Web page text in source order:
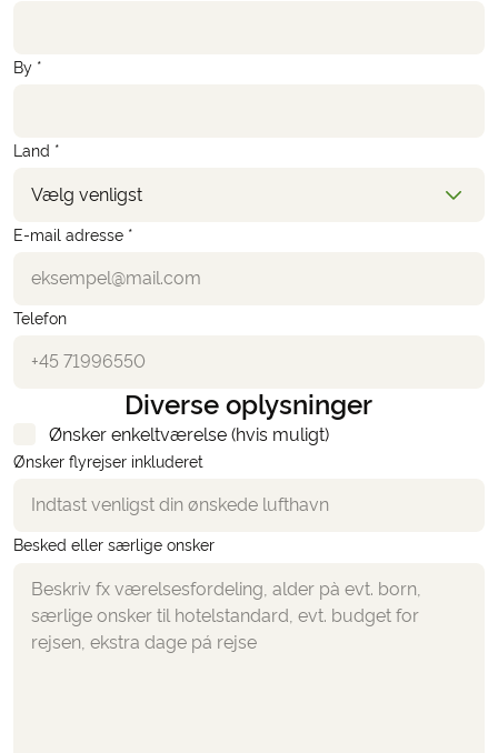
By *
Land *
Vælg venligst
E-mail adresse *
Telefon
Diverse oplysninger
Ønsker enkeltværelse (hvis muligt)
Ønsker flyrejser inkluderet
Besked eller særlige onsker